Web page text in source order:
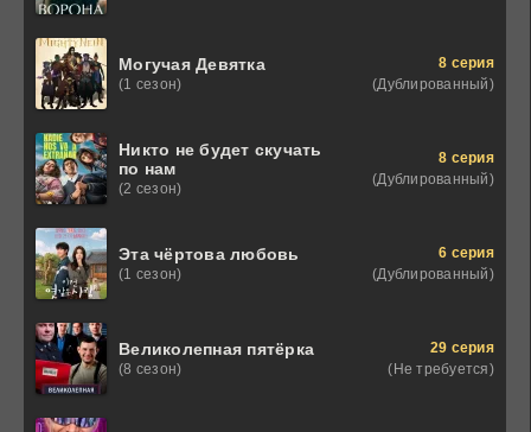
Могучая Девятка
(1 сезон)
8 серия
(Дублированный)
Никто не будет скучать
по нам
(2 сезон)
8 серия
(Дублированный)
Эта чёртова любовь
(1 сезон)
6 серия
(Дублированный)
Великолепная пятёрка
(8 сезон)
29 серия
(Не требуется)